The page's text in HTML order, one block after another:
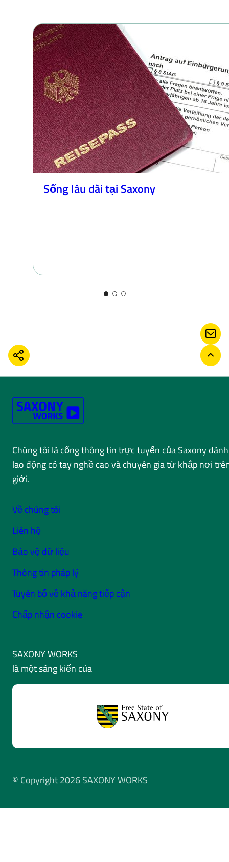
Sống lâu dài tại Saxony
CHIA SẺ
TRỞ
Chúng tôi là cổng thông tin trực tuyến của Saxony
lao động có tay nghề cao và chuyên gia từ khắp nơi
giới.
Về chúng tôi
Liên hệ
Bảo vệ dữ liệu
Thông tin pháp lý
Tuyên bố về khả năng tiếp cận
Chấp nhận cookie
SAXONY WORKS
là một sáng kiến của
© Copyright 2026 SAXONY WORKS